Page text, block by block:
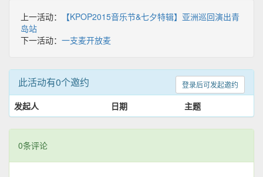
上一活动：
【KPOP2015音乐节&七夕特辑】亚洲巡回演出青
岛站
下一活动： 一支麦开放麦
登录后可发起邀约
此活动有0个邀约
发起人 日期 主题
0条评论